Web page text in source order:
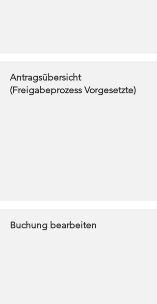
Antragsübersicht
(Freigabeprozess Vorgesetzte)
Buchung bearbeiten